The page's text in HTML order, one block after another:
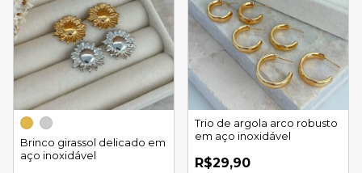
Brinco girassol delicado em
aço inoxidável
Trio de argola arco robusto
em aço inoxidável
R$29,90